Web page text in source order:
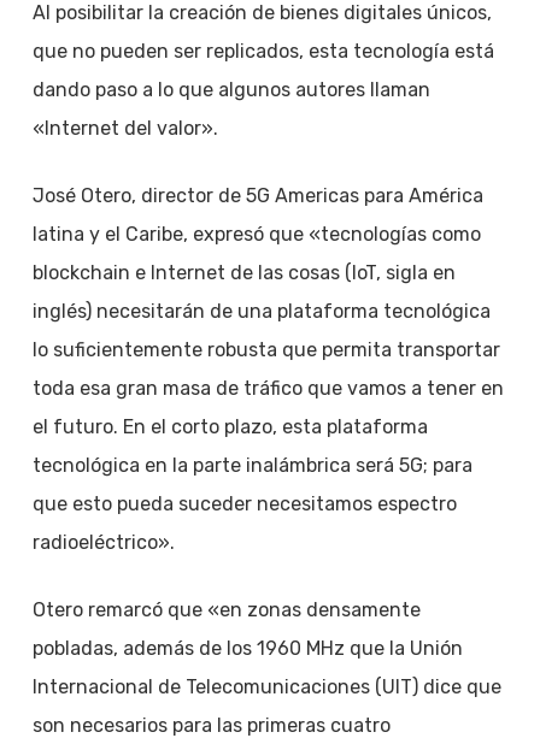
Al posibilitar la creación de bienes digitales únicos,
que no pueden ser replicados, esta tecnología está
dando paso a lo que algunos autores llaman
«Internet del valor».
José Otero, director de 5G Americas para América
latina y el Caribe, expresó que «tecnologías como
blockchain e Internet de las cosas (IoT, sigla en
inglés) necesitarán de una plataforma tecnológica
lo suficientemente robusta que permita transportar
toda esa gran masa de tráfico que vamos a tener en
el futuro. En el corto plazo, esta plataforma
tecnológica en la parte inalámbrica será 5G; para
que esto pueda suceder necesitamos espectro
radioeléctrico».
Otero remarcó que «en zonas densamente
pobladas, además de los 1960 MHz que la Unión
Internacional de Telecomunicaciones (UIT) dice que
son necesarios para las primeras cuatro